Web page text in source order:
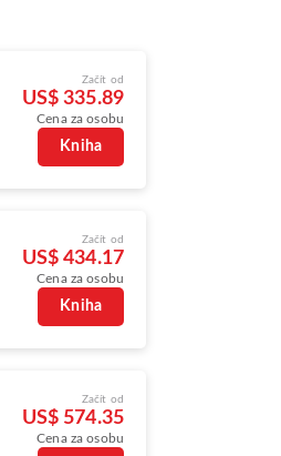
Začít od
US$ 335.89
Cena za osobu
Kniha
Začít od
US$ 434.17
Cena za osobu
Kniha
Začít od
US$ 574.35
Cena za osobu